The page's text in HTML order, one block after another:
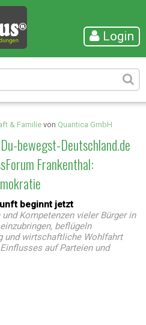
Login
& Familievon Quantica GmbH
bewegst-Deutschland.de
Frankenthal:
beginnt jetzt
Kompetenzen vieler Bürger in
beflügeln
und wirtschaftliche Wohlfahrt
auf Parteien und